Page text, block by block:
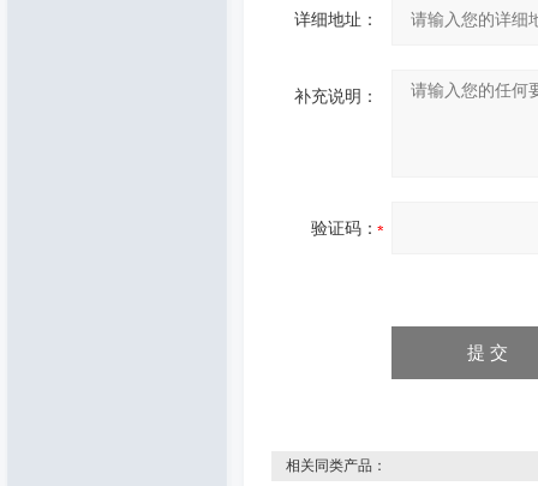
详细地址：
补充说明：
验证码：
相关同类产品：